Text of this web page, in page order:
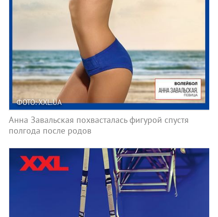
ФОТО: XXL.UA
Анна Завальская похвасталась фигурой спустя
полгода после родов